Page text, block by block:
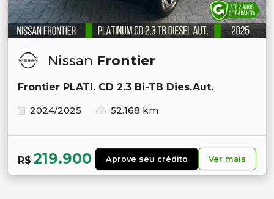
Nissan Frontier
Frontier PLATI. CD 2.3 Bi-TB Dies.Aut.
2024/2025
52.168 km
R$ 219.900 Aprove seu crédito Ver mais